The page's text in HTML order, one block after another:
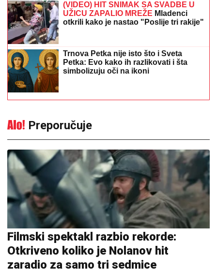
(VIDEO) HIT SNIMAK SA SVADBE U
UŽICU ZAPALIO MREŽE Mladenci
otkrili kako je nastao "Poslije tri rakije"
Trnova Petka nije isto što i Sveta
Petka: Evo kako ih razlikovati i šta
simbolizuju oči na ikoni
Preporučuje
Filmski spektakl razbio rekorde:
Otkriveno koliko je Nolanov hit
zaradio za samo tri sedmice